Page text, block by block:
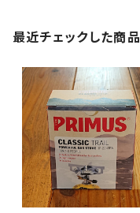
最近チェックした商品